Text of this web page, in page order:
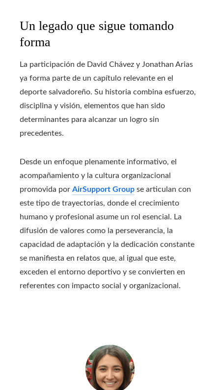
Un legado que sigue tomando
forma
La participación de David Chávez y Jonathan Arias
ya forma parte de un capítulo relevante en el
deporte salvadoreño. Su historia combina esfuerzo,
disciplina y visión, elementos que han sido
determinantes para alcanzar un logro sin
precedentes.
Desde un enfoque plenamente informativo, el
acompañamiento y la cultura organizacional
promovida por AirSupport Group se articulan con
este tipo de trayectorias, donde el crecimiento
humano y profesional asume un rol esencial. La
difusión de valores como la perseverancia, la
capacidad de adaptación y la dedicación constante
se manifiesta en relatos que, al igual que este,
exceden el entorno deportivo y se convierten en
referentes con impacto social y organizacional.